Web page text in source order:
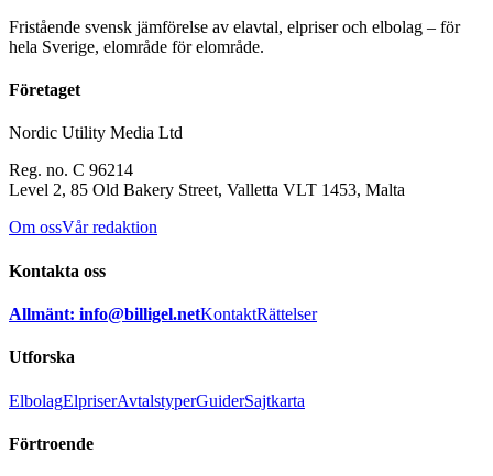
Fristående svensk jämförelse av elavtal, elpriser och elbolag – för
hela Sverige, elområde för elområde.
Företaget
Nordic Utility Media Ltd
Reg. no. C 96214
Level 2, 85 Old Bakery Street, Valletta VLT 1453, Malta
Om ossVår redaktion
Kontakta oss
Allmänt: info@billigel.netKontaktRättelser
Utforska
ElbolagElpriserAvtalstyperGuiderSajtkarta
Förtroende